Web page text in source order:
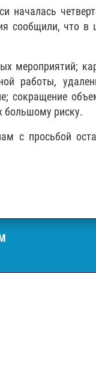
началась
сообщили, что в
мероприятий;
работы,
сокращение
большому риску.
с просьбой